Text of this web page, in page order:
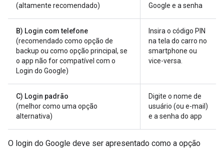
(altamente recomendado)
Google e a senha
B) Login com telefone
(recomendado como opção de
backup ou como opção principal, se
o app não for compatível com o
Login do Google)
Insira o código PIN
na tela do carro no
smartphone ou
vice-versa.
C) Login padrão
(melhor como uma opção
alternativa)
Digite o nome de
usuário (ou e-mail)
e a senha do app
O login do Google deve ser apresentado como a opção